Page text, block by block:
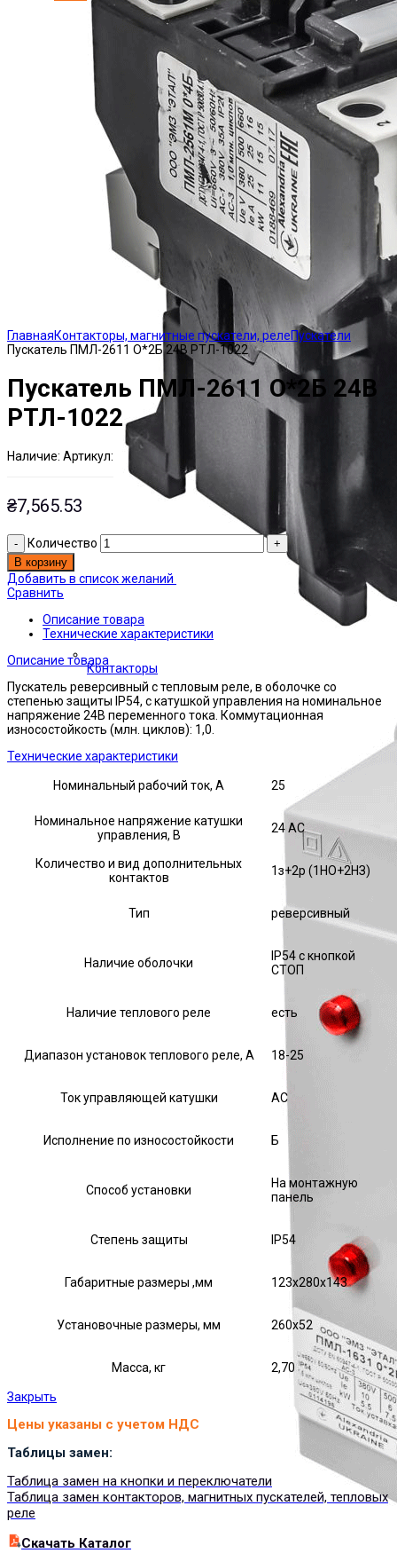
Контакторы
ГлавнаяКонтакторы, магнитные пускатели, релеПускатели
Пускатель ПМЛ-2611 О*2Б 24В РТЛ-1022
Пускатель ПМЛ-2611 О*2Б 24В
РТЛ-1022
Наличие: Есть на складе
Артикул:
ЭТАЛ0001730
₴7,565.53
Количество
В корзину
Добавить в список желаний
Сравнить
Описание товара
Технические характеристики
Описание товара
Пускатель реверсивный с тепловым реле, в оболочке со
степенью защиты IP54, с катушкой управления на номинальное
напряжение 24В переменного тока. Коммутационная
износостойкость (млн. циклов): 1,0.
Технические характеристики
Номинальный рабочий ток, А 25
Номинальное напряжение катушки
управления, В
24 AC
Количество и вид дополнительных
контактов
1з+2р (1НО+2НЗ)
Тип реверсивный
Наличие оболочки
IP54 с кнопкой
СТОП
Наличие теплового реле есть
Диапазон установок теплового реле, А 18-25
Ток управляющей катушки АС
Исполнение по износостойкости Б
Способ установки
На монтажную
панель
Степень защиты IP54
Габаритные размеры ,мм 123х280х143
Установочные размеры, мм 260х52
Масса, кг 2,70
Закрыть
Цены указаны с учетом НДС
Таблицы замен:
Таблица замен на кнопки и переключатели
Таблица замен контакторов, магнитных пускателей, тепловых
реле
Cкачать Каталог